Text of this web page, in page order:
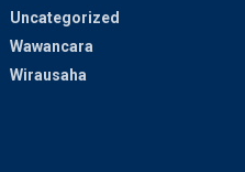
Uncategorized
Wawancara
Wirausaha